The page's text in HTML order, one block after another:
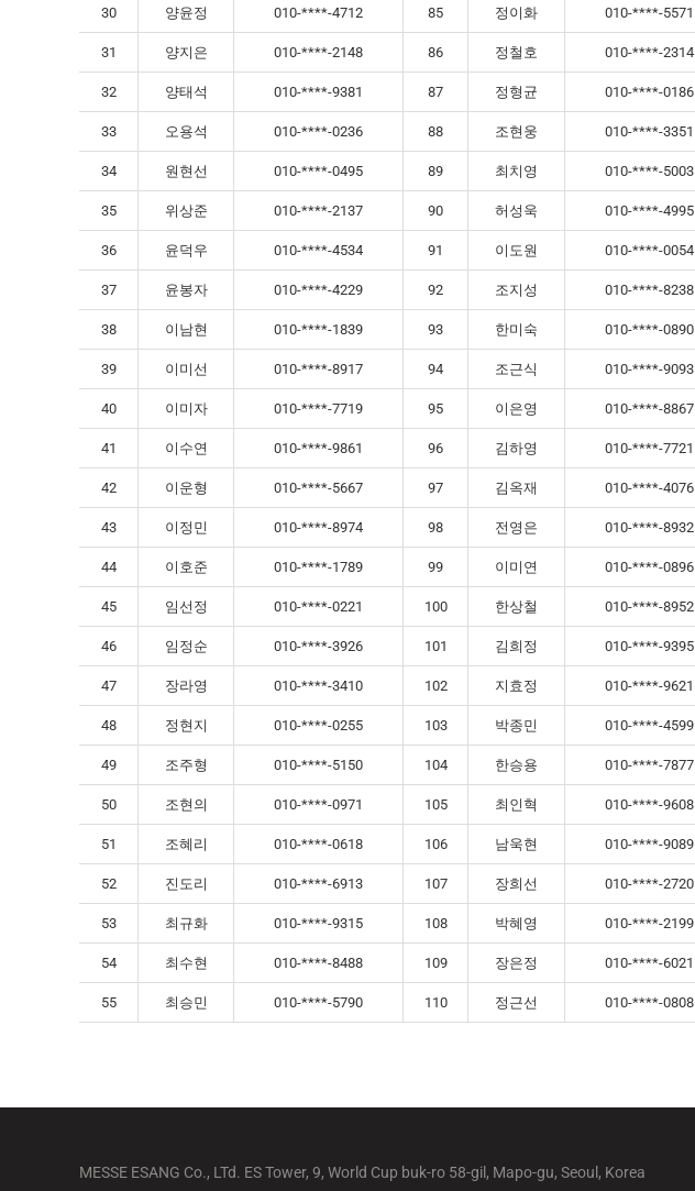
30 양윤정 010-****-4712 85 정이화 010-****-5571
31 양지은 010-****-2148 86 정철호 010-****-2314
32 양태석 010-****-9381 87 정형균 010-****-0186
33 오용석 010-****-0236 88 조현웅 010-****-3351
34 원현선 010-****-0495 89 최치영 010-****-5003
35 위상준 010-****-2137 90 허성욱 010-****-4995
36 윤덕우 010-****-4534 91 이도원 010-****-0054
37 윤봉자 010-****-4229 92 조지성 010-****-8238
38 이남현 010-****-1839 93 한미숙 010-****-0890
39 이미선 010-****-8917 94 조근식 010-****-9093
40 이미자 010-****-7719 95 이은영 010-****-8867
41 이수연 010-****-9861 96 김하영 010-****-7721
42 이운형 010-****-5667 97 김옥재 010-****-4076
43 이정민 010-****-8974 98 전영은 010-****-8932
44 이호준 010-****-1789 99 이미연 010-****-0896
45 임선정 010-****-0221 100 한상철 010-****-8952
46 임정순 010-****-3926 101 김희정 010-****-9395
47 장라영 010-****-3410 102 지효정 010-****-9621
48 정현지 010-****-0255 103 박종민 010-****-4599
49 조주형 010-****-5150 104 한승용 010-****-7877
50 조현의 010-****-0971 105 최인혁 010-****-9608
51 조혜리 010-****-0618 106 남욱현 010-****-9089
52 진도리 010-****-6913 107 장희선 010-****-2720
53 최규화 010-****-9315 108 박혜영 010-****-2199
54 최수현 010-****-8488 109 장은정 010-****-6021
55 최승민 010-****-5790 110 정근선 010-****-0808
MESSE ESANG Co., LTd. ES Tower, 9, World Cup buk-ro 58-gil, Mapo-gu, Seoul, Korea